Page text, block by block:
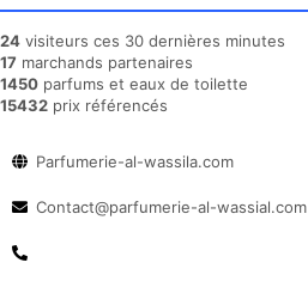
24 visiteurs ces 30 dernières minutes
17 marchands partenaires
1450 parfums et eaux de toilette
15432 prix référencés
Parfumerie-al-wassila.com
Contact@parfumerie-al-wassial.com